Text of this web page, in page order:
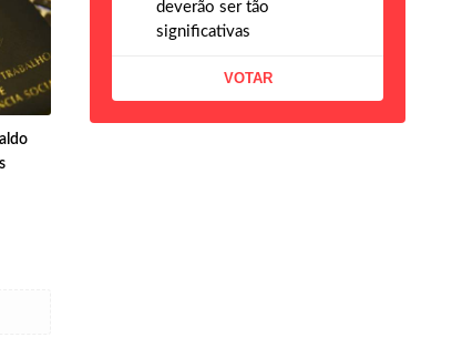
deverão ser tão
significativas